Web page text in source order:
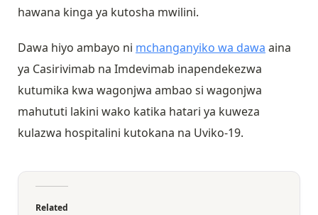
hawana kinga ya kutosha mwilini.
Dawa hiyo ambayo ni mchanganyiko wa dawa aina
ya Casirivimab na Imdevimab inapendekezwa
kutumika kwa wagonjwa ambao si wagonjwa
mahututi lakini wako katika hatari ya kuweza
kulazwa hospitalini kutokana na Uviko-19.
Related